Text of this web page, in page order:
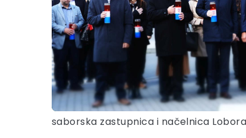
saborska zastupnica i načelnica